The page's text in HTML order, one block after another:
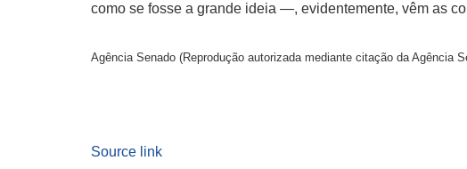
como se fosse a grande ideia —, evidentemente, vêm as
Agência Senado (Reprodução autorizada mediante citação da Agência
Source link